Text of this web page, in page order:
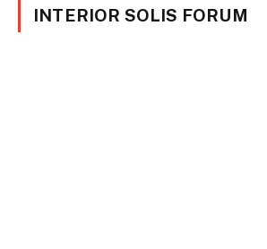
INTERIOR SOLIS FORUM